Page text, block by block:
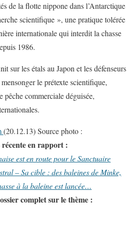
de la flotte nippone dans l’Antarctique
scientifique », une pratique tolérée
internationale qui interdit la chasse
1986.
sur les étals au Japon et les défenseurs
le prétexte scientifique,
pêche commerciale déguisée,
(20.12.13) Source photo :
en rapport :
est en route pour le Sanctuaire
– Sa cible : des baleines de Minke,
à la baleine est lancée…
complet sur le thème :